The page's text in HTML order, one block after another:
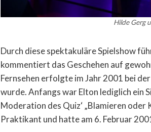
Hilde Gerg
Durch diese spektakuläre Spielshow
kommentiert das Geschehen auf
Fernsehen erfolgte im Jahr 2001 bei der
wurde. Anfangs war Elton lediglich ein
Moderation des Quiz‘ „Blamieren oder
Praktikant und hatte am 6. Februar